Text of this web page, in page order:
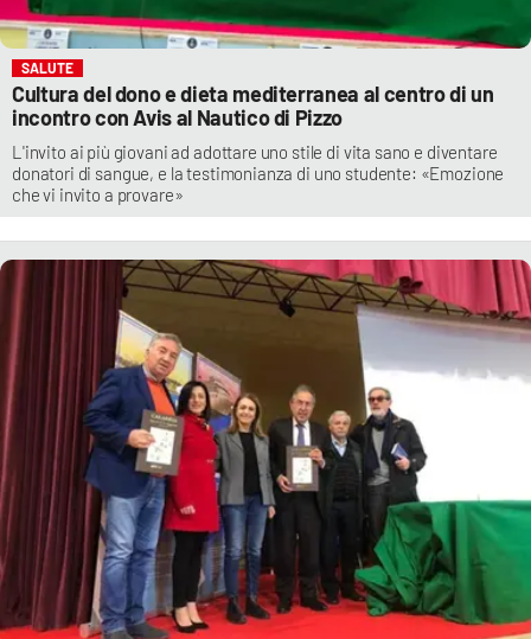
SALUTE
Cultura del dono e dieta mediterranea al centro di un
incontro con Avis al Nautico di Pizzo
L'invito ai più giovani ad adottare uno stile di vita sano e diventare
donatori di sangue, e la testimonianza di uno studente: «Emozione
che vi invito a provare»